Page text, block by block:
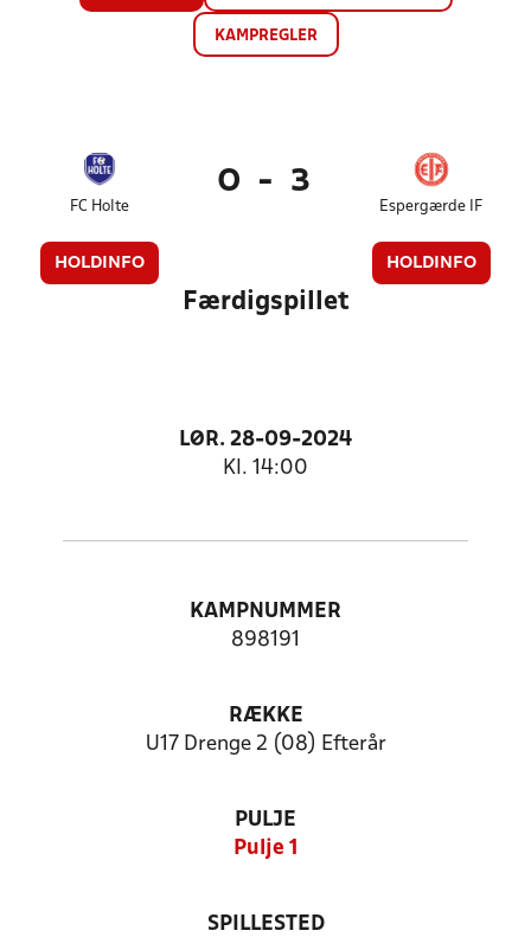
KAMPREGLER
FC Holte
HOLDINFO
0 - 3
Espergærde IF
HOLDINFO
Færdigspillet
LØR. 28-09-2024
Kl. 14:00
KAMPNUMMER
898191
RÆKKE
U17 Drenge 2 (08) Efterår
PULJE
Pulje 1
SPILLESTED